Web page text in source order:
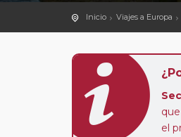
Inicio Viajes a Europa
el